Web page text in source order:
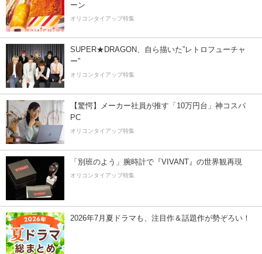
ーン
オリコンタイアップ特集
SUPER★DRAGON、自ら描いた”レトロフューチャ
ー”
オリコンタイアップ特集
【驚愕】メーカー社員が推す「10万円台」神コスパ
PC
オリコンタイアップ特集
「別班のよう」腕時計で『VIVANT』の世界観再現
オリコンタイアップ特集
2026年7月夏ドラマも、注目作＆話題作が勢ぞろい！